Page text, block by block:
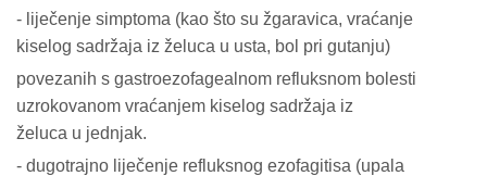
- liječenje simptoma (kao što su žgaravica, vraćanje
kiselog sadržaja iz želuca u usta, bol pri gutanju)
povezanih s gastroezofagealnom refluksnom bolesti
uzrokovanom vraćanjem kiselog sadržaja iz
želuca u jednjak.
- dugotrajno liječenje refluksnog ezofagitisa (upala